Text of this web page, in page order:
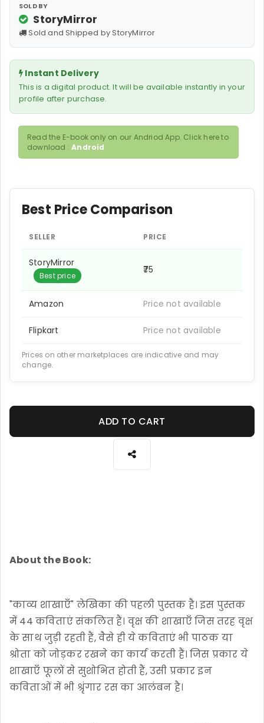
SOLD BY
StoryMirror
Sold and Shipped by StoryMirror
Instant Delivery
This is a digital product. It will be available instantly in your
profile after purchase.
Read the E-book only on our Andriod App. Click here to
download :Android
Best Price Comparison
SELLER PRICE
StoryMirror
Best price
₹75
Amazon Price not available
Flipkart Price not available
Prices on other marketplaces are indicative and may
change.
ADD TO CART
About the Book:
"काव्य शाखाएँ" लेखिका की पहली पुस्तक है। इस पुस्तक
में 44 कविताएं संकलित हैं। वृक्ष की शाखाएँ जिस तरह वृक्ष
के साथ जुड़ी रहती हैं, वैसे ही ये कविताएं भी पाठक या
श्रोता को जोड़कर रखने का कार्य करती हैं। जिस प्रकार ये
शाखाएँ फूलों से सुशोभित होती हैं, उसी प्रकार इन
कविताओं में भी श्रृंगार रस का आलंबन है।